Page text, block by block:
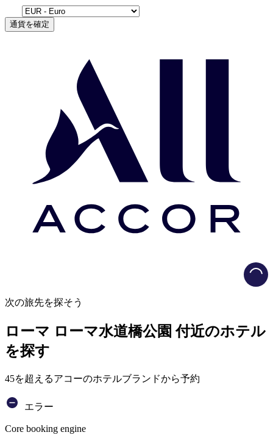
通貨を確定
次の旅先を探そう
ローマ ローマ水道橋公園 付近のホテル
を探す
45を超えるアコーのホテルブランドから予約
エラー
Core booking engine